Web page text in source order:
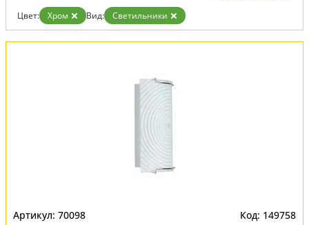
Цвет: Хром Вид: Светильники
70098 149758